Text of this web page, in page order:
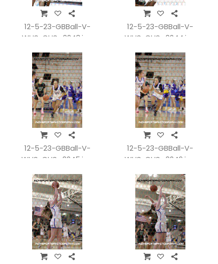
12-5-23-GBBall-V-
WHSvCHS_0243.jpg
12-5-23-GBBall-V-
WHSvCHS_0244.jpg
12-5-23-GBBall-V-
WHSvCHS_0245.jpg
12-5-23-GBBall-V-
WHSvCHS_0246.jpg